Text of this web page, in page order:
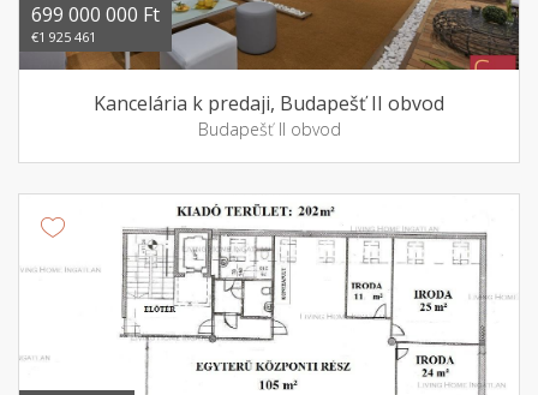
699 000 000 Ft
€1 925 461
Kancelária k predaji, Budapešť II obvod
Budapešť II obvod